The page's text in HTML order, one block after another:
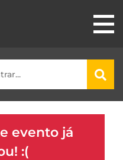
evento já
:(